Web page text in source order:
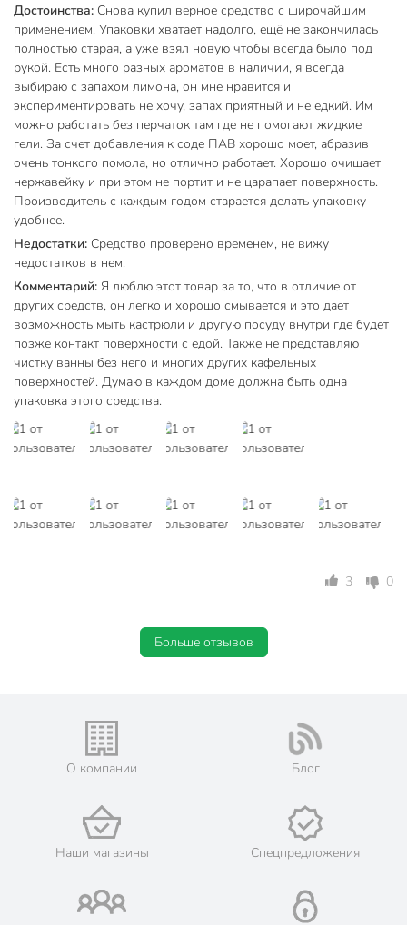
Достоинства: Снова купил верное средство с широчайшим
применением. Упаковки хватает надолго, ещё не закончилась
полностью старая, а уже взял новую чтобы всегда было под
рукой. Есть много разных ароматов в наличии, я всегда
выбираю с запахом лимона, он мне нравится и
экспериментировать не хочу, запах приятный и не едкий. Им
можно работать без перчаток там где не помогают жидкие
гели. За счет добавления к соде ПАВ хорошо моет, абразив
очень тонкого помола, но отлично работает. Хорошо очищает
нержавейку и при этом не портит и не царапает поверхность.
Производитель с каждым годом старается делать упаковку
удобнее.
Недостатки: Средство проверено временем, не вижу
недостатков в нем.
Комментарий: Я люблю этот товар за то, что в отличие от
других средств, он легко и хорошо смывается и это дает
возможность мыть кастрюли и другую посуду внутри где будет
позже контакт поверхности с едой. Также не представляю
чистку ванны без него и многих других кафельных
поверхностей. Думаю в каждом доме должна быть одна
упаковка этого средства.
3 0
Больше отзывов
О компании Блог
Наши магазины Спецпредложения